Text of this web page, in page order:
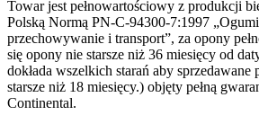
Towar jest pełnowartościowy z produkcji
Polską Normą PN-C-94300-7:1997
przechowywanie i transport”, za opony
się opony nie starsze niż 36 miesięcy od
dokłada wszelkich starań aby sprzedawane
starsze niż 18 miesięcy.) objęty pełną
Continental.